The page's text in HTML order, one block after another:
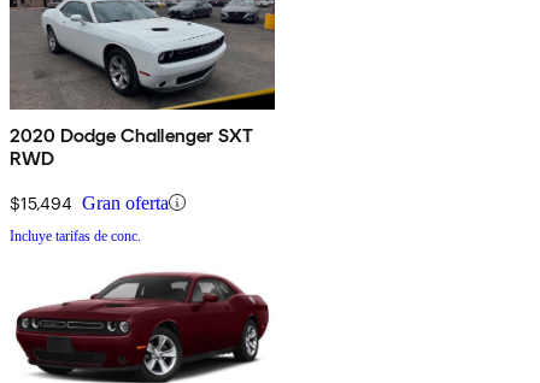
2020 Dodge Challenger SXT
RWD
$15,494 Gran oferta
Incluye tarifas de conc.